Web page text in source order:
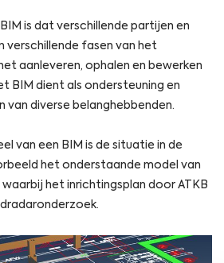
is dat verschillende partijen en
verschillende fasen van het
aanleveren, ophalen en bewerken
BIM dient als ondersteuning en
van diverse belanghebbenden.
van een BIM is de situatie in de
het onderstaande model van
het inrichtingsplan door ATKB